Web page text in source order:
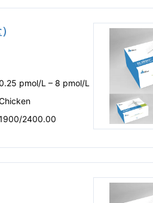
pmol/L – 8 pmol/L
2400.00